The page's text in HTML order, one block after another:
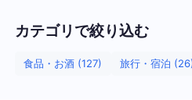
カテゴリで絞り込む
食品・お酒 (127) 旅行・宿泊